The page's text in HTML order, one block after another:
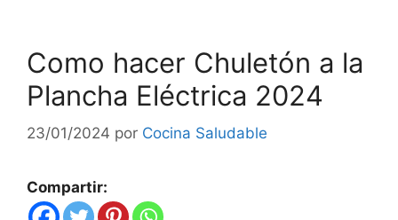
Como hacer Chuletón a la
Plancha Eléctrica 2024
23/01/2024 por Cocina Saludable
Compartir: